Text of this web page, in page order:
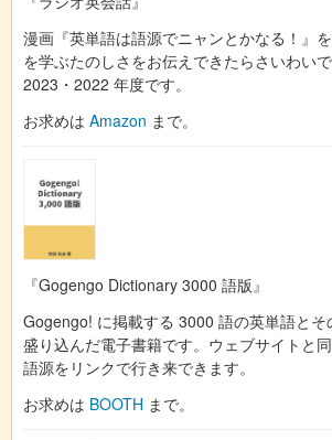
漫画『英単語は語源でニャンとかなる！』
を学ぶたのしさをお伝えできたらさいわい
2023・2022 年度です。
お求めは Amazon まで。
『Gogengo Dictionary 3000 語版』
Gogengo! に掲載する 3000 語の英単語とそ
盛り込んだ電子書籍です。ウェブサイトと
語源をリンクで行き来できます。
お求めは BOOTH まで。